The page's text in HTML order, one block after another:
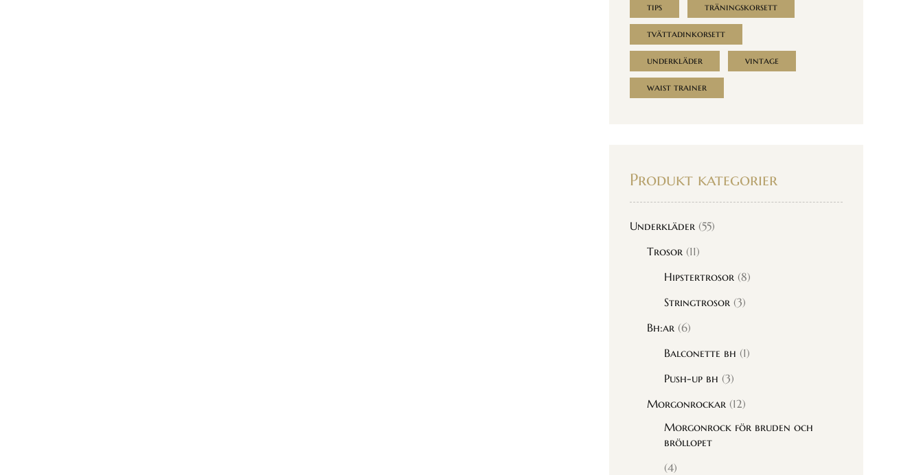
tips träningskorsett
tvättadinkorsett
underkläder vintage
waist trainer
Produkt kategorier
Underkläder (55)
Trosor (11)
Hipstertrosor (8)
Stringtrosor (3)
Bh:ar (6)
Balconette bh (1)
Push-up bh (3)
Morgonrockar (12)
Morgonrock för bruden och
bröllopet
(4)